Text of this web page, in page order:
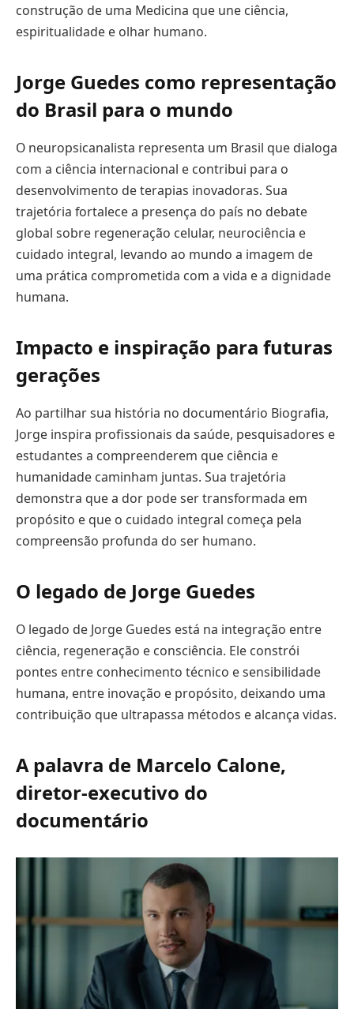
construção de uma Medicina que une ciência,
espiritualidade e olhar humano.
Jorge Guedes como representação
do Brasil para o mundo
O neuropsicanalista representa um Brasil que dialoga
com a ciência internacional e contribui para o
desenvolvimento de terapias inovadoras. Sua
trajetória fortalece a presença do país no debate
global sobre regeneração celular, neurociência e
cuidado integral, levando ao mundo a imagem de
uma prática comprometida com a vida e a dignidade
humana.
Impacto e inspiração para futuras
gerações
Ao partilhar sua história no documentário Biografia,
Jorge inspira profissionais da saúde, pesquisadores e
estudantes a compreenderem que ciência e
humanidade caminham juntas. Sua trajetória
demonstra que a dor pode ser transformada em
propósito e que o cuidado integral começa pela
compreensão profunda do ser humano.
O legado de Jorge Guedes
O legado de Jorge Guedes está na integração entre
ciência, regeneração e consciência. Ele constrói
pontes entre conhecimento técnico e sensibilidade
humana, entre inovação e propósito, deixando uma
contribuição que ultrapassa métodos e alcança vidas.
A palavra de Marcelo Calone,
diretor-executivo do
documentário